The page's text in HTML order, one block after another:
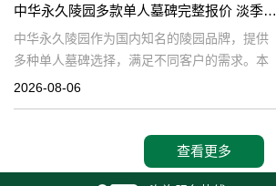
中华永久陵园多款单人墓碑完整报价 淡季下单直降数千元详解
中华永久陵园作为国内知名的陵园品牌，提供
多种单人墓碑选择，满足不同客户的需求。本
文将详细介绍中华永久陵园多款单人墓碑的完
2026-08-06
查看更多